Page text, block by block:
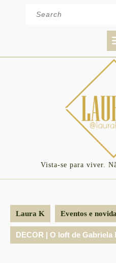
Vista-se para viver.
Laura K Eventos e
DECOR | O loft de Gabriela